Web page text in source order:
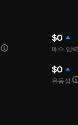
$0
매수 압력
$0
유동성